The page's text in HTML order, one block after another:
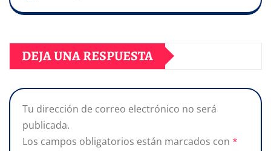
DEJA UNA RESPUESTA
Tu dirección de correo electrónico no será
publicada.
Los campos obligatorios están marcados con *